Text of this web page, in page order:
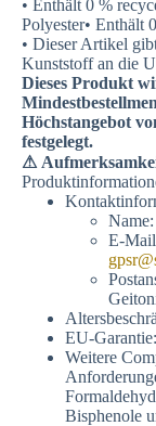
• Enthält 0 %
Polyester• Enthält
• Dieser Artikel
Kunststoff an die
Dieses Produkt
Höchstangebot
festgelegt.
⚠
E-
EU-
Weitere
Bisphenole